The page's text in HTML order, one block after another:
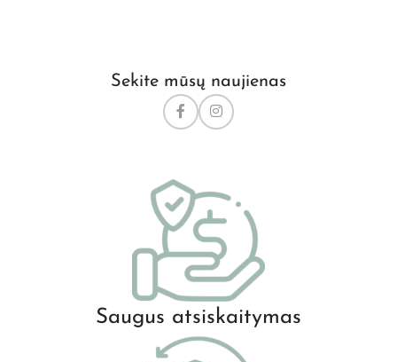
Sekite mūsų naujienas
Saugus atsiskaitymas